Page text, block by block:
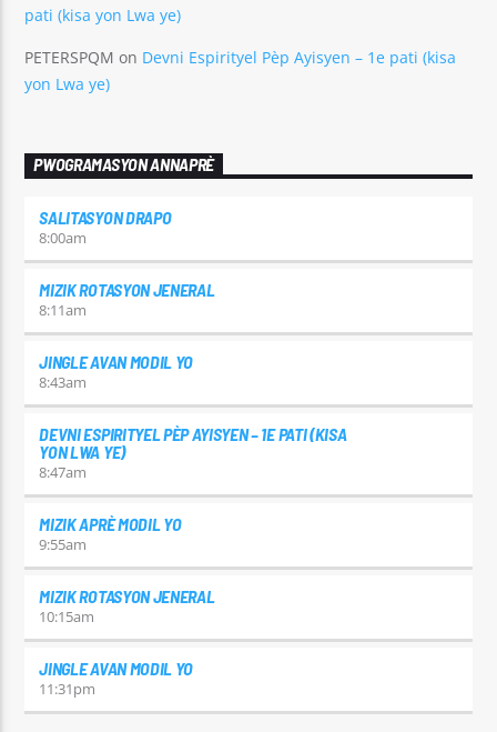
pati (kisa yon Lwa ye)
PETERSPQM on Devni Espirityel Pèp Ayisyen – 1e pati (kisa
yon Lwa ye)
PWOGRAMASYON ANNAPRÈ
SALITASYON DRAPO
8:00am
MIZIK ROTASYON JENERAL
8:11am
JINGLE AVAN MODIL YO
8:43am
DEVNI ESPIRITYEL PÈP AYISYEN – 1E PATI (KISA
YON LWA YE)
8:47am
MIZIK APRÈ MODIL YO
9:55am
MIZIK ROTASYON JENERAL
10:15am
JINGLE AVAN MODIL YO
11:31pm